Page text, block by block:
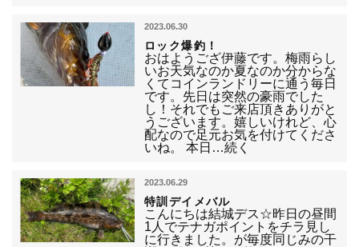
2023.06.30
ロック爆釣！
おはようござ伊藤です。梅雨らし
いお天気なのか夏なのか分からな
くてコインランドリーに通う毎日
です。先日は突然の豪雨でした
し！それでもご来店頂きありがと
うございます。嬉しいけれど、心
配なので足元お気を付けてくださ
いね。 本日…続く
2023.06.29
特訓デイメバル
こんにちは結城デス☆昨日の昼間
1人でテナガポイントをチラ見し
に行きました。が毎度同じみの干